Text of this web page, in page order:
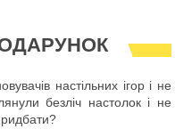
настільних ігор і не
безліч настолок і не